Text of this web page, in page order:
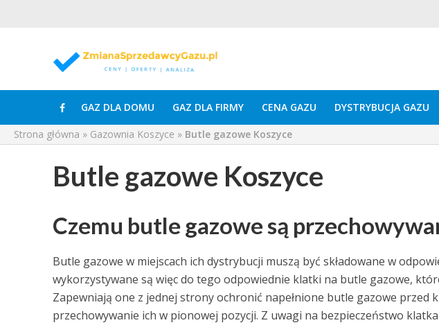
GAZ DLA DOMU GAZ DLA FIRMY CENA GAZU DYSTRYBUCJA GAZU
Strona główna » Gazownia Koszyce » Butle gazowe Koszyce
Butle gazowe Koszyce
Czemu butle gazowe są
Butle gazowe w miejscach ich dystrybucji muszą być składowane w
wykorzystywane są więc do tego odpowiednie klatki na butle gazowe,
Zapewniają one z jednej strony ochronić napełnione butle gazowe przed
przechowywanie ich w pionowej pozycji. Z uwagi na bezpieczeństwo